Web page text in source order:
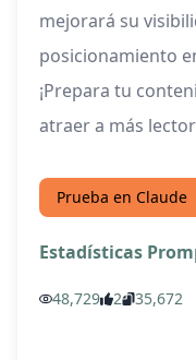
mejorará su
posicionamiento
¡Prepara tu
atraer a más
Prueba en Claude
Estadísticas
48,729 2 35,672